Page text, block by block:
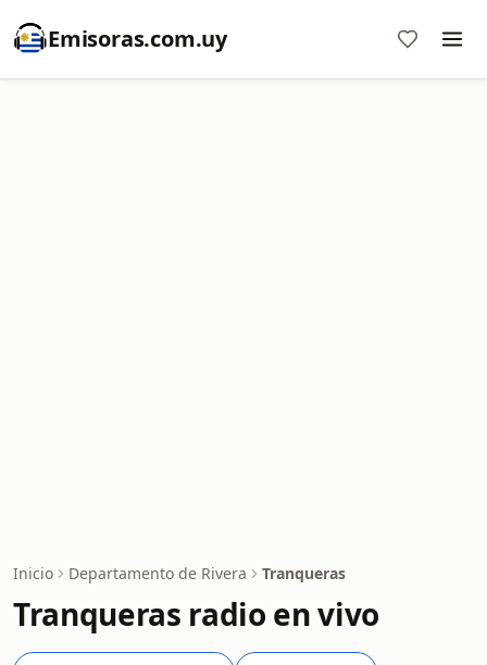
Emisoras.com.uy
Inicio Departamento de Rivera Tranqueras
Tranqueras radio en vivo